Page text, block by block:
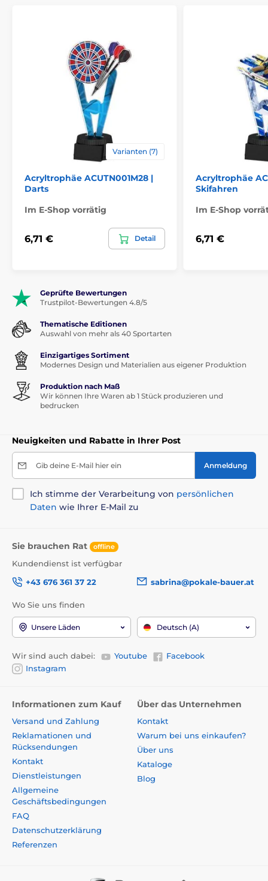
Varianten (7)
Acryltrophäe ACUTN001M28 |
Darts
Im E-Shop vorrätig
6,71 € Detail
Acryltrophäe
Skifahren
Im E-Shop
6,71 €
Geprüfte Bewertungen
Trustpilot-Bewertungen 4.8/5
Thematische Editionen
Auswahl von mehr als 40 Sportarten
Einzigartiges Sortiment
Modernes Design und Materialien aus eigener Produktion
Produktion nach Maß
Wir können Ihre Waren ab 1 Stück produzieren und
bedrucken
Neuigkeiten und Rabatte in Ihrer Post
Gib deine E-Mail hier ein Anmeldung
Ich stimme der Verarbeitung von persönlichen
Daten wie Ihrer E-Mail zu
Sie brauchen Rat offline
Kundendienst ist verfügbar
+43 676 361 37 22
sabrina@pokale-bauer.at
Wo Sie uns finden
Unsere Läden Deutsch (A)
Wir sind auch dabei: Youtube
Facebook
Instagram
Informationen zum Kauf
Versand und Zahlung
Reklamationen und
Rücksendungen
Kontakt
Dienstleistungen
Allgemeine
Geschäftsbedingungen
FAQ
Datenschutzerklärung
Referenzen
Über das Unternehmen
Kontakt
Warum bei uns einkaufen?
Über uns
Kataloge
Blog